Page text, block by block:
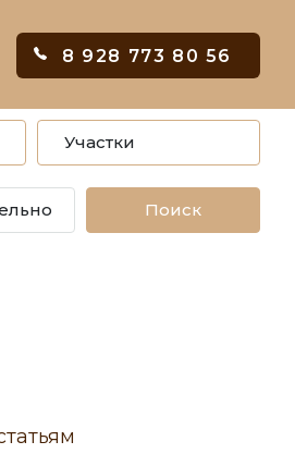
8 928 773 80 56
Участки
Поиск